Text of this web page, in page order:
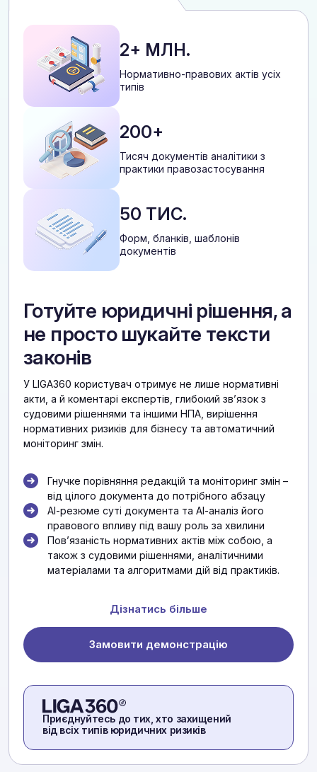
2+ МЛН.
Нормативно-правових актів усіх
типів
200+
Тисяч документів аналітики з
практики правозастосування
50 ТИС.
Форм, бланків, шаблонів
документів
Готуйте юридичні рішення, а
не просто шукайте тексти
законів
У LIGA360 користувач отримує не лише нормативні
акти, а й коментарі експертів, глибокий звʼязок з
судовими рішеннями та іншими НПА, вирішення
нормативних ризиків для бізнесу та автоматичний
моніторинг змін.
Гнучке порівняння редакцій та моніторинг змін –
від цілого документа до потрібного абзацу
АІ-резюме суті документа та АІ-аналіз його
правового впливу під вашу роль за хвилини
Повʼязаність нормативних актів між собою, а
також з судовими рішеннями, аналітичними
матеріалами та алгоритмами дій від практиків.
Дізнатись більше
Замовити демонстрацію
Приєднуйтесь до тих, хто захищений
від всіх типів юридичних ризиків